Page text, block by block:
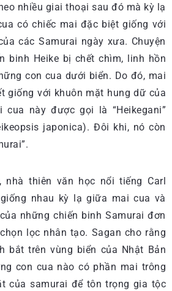
nhiều giai thoại sau đó mà kỳ lạ
có chiếc mai đặc biệt giống với
các Samurai ngày xưa. Chuyện
binh Heike bị chết chìm, linh hồn
con cua dưới biển. Do đó, mai
giống với khuôn mặt hung dữ của
cua này được gọi là “Heikegani”
japonica). Đôi khi, nó còn
nhà thiên văn học nổi tiếng Carl
nhau kỳ lạ giữa mai cua và
những chiến binh Samurai đơn
lọc nhân tạo. Sagan cho rằng
bắt trên vùng biển của Nhật Bản
con cua nào có phần mai trông
của samurai để tôn trọng gia tộc